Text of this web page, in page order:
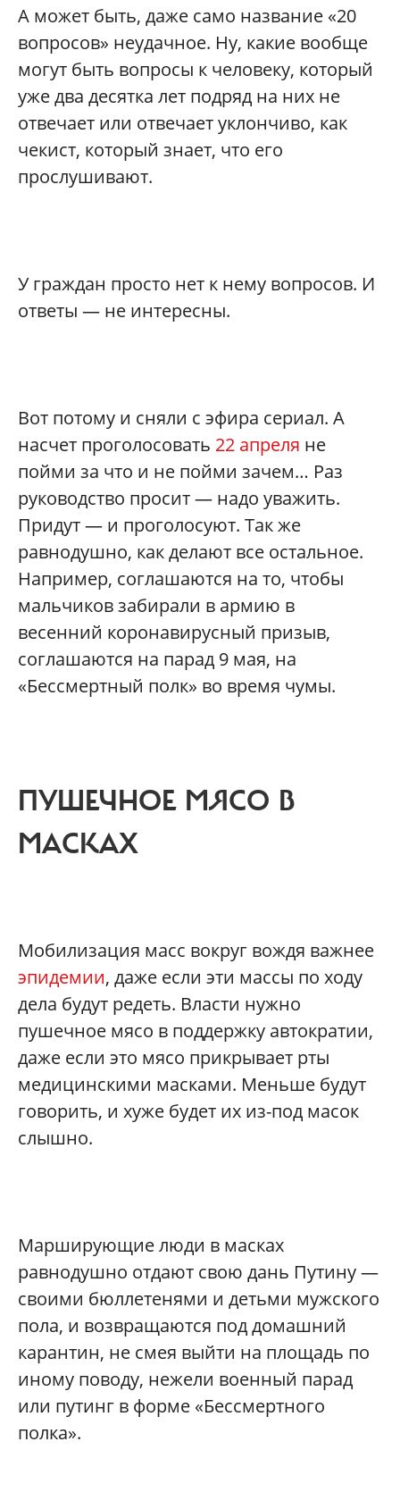
А может быть, даже само название «20
вопросов» неудачное. Ну, какие вообще
могут быть вопросы к человеку, который
уже два десятка лет подряд на них не
отвечает или отвечает уклончиво, как
чекист, который знает, что его
прослушивают.
У граждан просто нет к нему вопросов. И
ответы — не интересны.
Вот потому и сняли с эфира сериал. А
насчет проголосовать 22 апреля не
пойми за что и не пойми зачем… Раз
руководство просит — надо уважить.
Придут — и проголосуют. Так же
равнодушно, как делают все остальное.
Например, соглашаются на то, чтобы
мальчиков забирали в армию в
весенний коронавирусный призыв,
соглашаются на парад 9 мая, на
«Бессмертный полк» во время чумы.
ПУШЕЧНОЕ МЯСО В
МАСКАХ
Мобилизация масс вокруг вождя важнее
эпидемии, даже если эти массы по ходу
дела будут редеть. Власти нужно
пушечное мясо в поддержку автократии,
даже если это мясо прикрывает рты
медицинскими масками. Меньше будут
говорить, и хуже будет их из-под масок
слышно.
Марширующие люди в масках
равнодушно отдают свою дань Путину —
своими бюллетенями и детьми мужского
пола, и возвращаются под домашний
карантин, не смея выйти на площадь по
иному поводу, нежели военный парад
или путинг в форме «Бессмертного
полка».